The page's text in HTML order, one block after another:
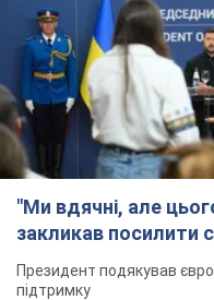
"Ми вдячні, але
закликав посилити
Президент подякував
підтримку